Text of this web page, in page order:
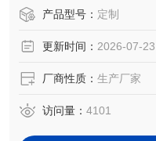
材质：不锈钢
产品型号： 定制
更新时间： 2026-07-23
厂商性质： 生产厂家
访问量： 4101